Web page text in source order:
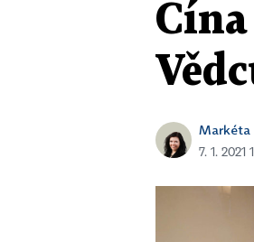
Markéta
7. 1. 2021